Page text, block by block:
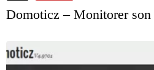
Domoticz – Monitorer